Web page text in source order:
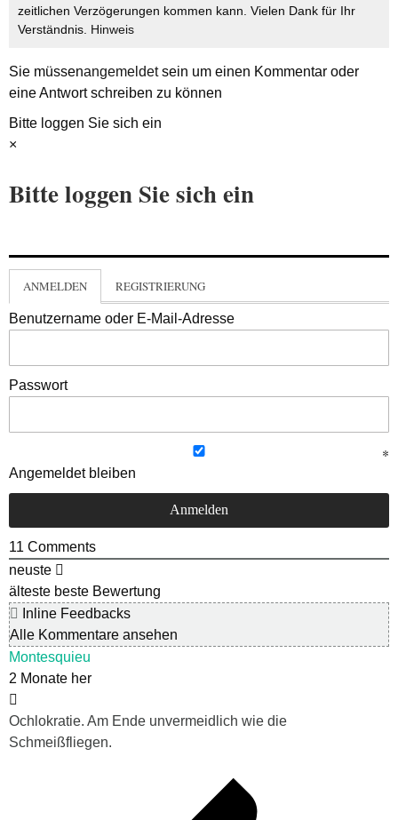
zeitlichen Verzögerungen kommen kann. Vielen Dank für Ihr
Verständnis. Hinweis
Sie müssenangemeldetsein um einen Kommentar oder
eine Antwort schreiben zu können
Bitte loggen Sie sich ein
×
Bitte loggen Sie sich ein
ANMELDEN REGISTRIERUNG
Benutzername oder E-Mail-Adresse
Passwort
Angemeldet bleiben
11 Comments
neuste
älteste beste Bewertung
Inline Feedbacks
Alle Kommentare ansehen
Montesquieu
2 Monate her
Ochlokratie. Am Ende unvermeidlich wie die
Schmeißfliegen.